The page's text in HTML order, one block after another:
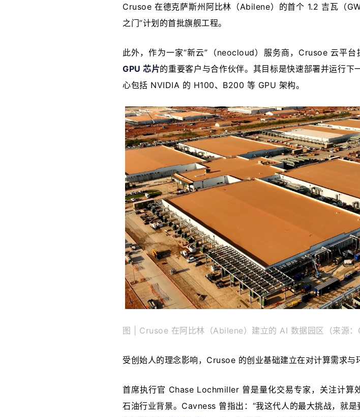
Crusoe 在德克萨斯州阿比林（Abilene）的首个 1.2 吉瓦（
之门”计划的首批旗舰工程。
此外，作为一家“新云”（neocloud）服务商，Crusoe 云平台
GPU 芯片的重要客户与合作伙伴。其目标是快速部署并运行下
心包括 NVIDIA 的 H100、B200 等 GPU 架构。
图 | Crusoe 在阿比林（Abilene）建立的 AI 数据园区（来源：
受创始人的理念影响，Crusoe 的创业基础建立在对计算需求与
首席执行官 Chase Lochmiller 曾是量化交易专家，关注计算
石油行业背景。Cavness 曾指出：“我这代人的最大挑战，就是